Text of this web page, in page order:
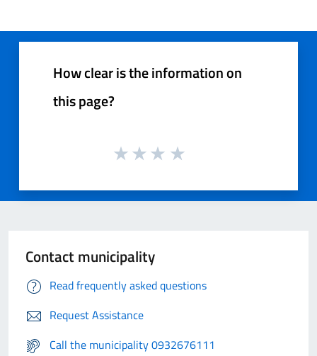
How clear is the information on
this page?
Contact municipality
Read frequently asked questions
Request Assistance
Call the municipality 0932676111